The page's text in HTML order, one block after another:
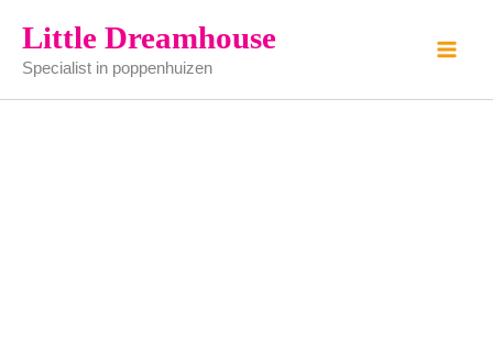
naar
inhoud
Little Dreamhouse
Specialist in poppenhuizen
aantal